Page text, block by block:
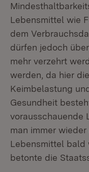
Lebensmittel wie
dem
dürfen jedoch
mehr verzehrt
werden, da hier
Keimbelastung
Gesundheit
vorausschauende
man immer
Lebensmittel bald
betonte die